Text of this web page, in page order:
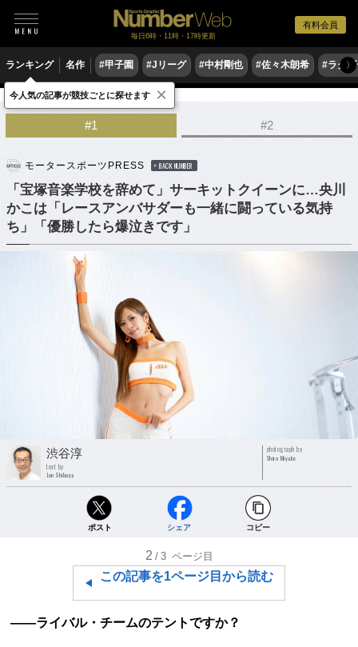
有料会員
毎日6時・11時・17時更新
ランキング 名作 #甲子園 #Jリーグ #中村剛也 #佐々木朗希 #ラグ〉
モータースポーツ その他
#1 #2
モータースポーツPRESS BACK NUMBER
「宝塚音楽学校を辞めて」サーキットクイーンに…央川
かこは「レースアンバサダーも一緒に闘っている気持
ち」「優勝したら爆泣きです」
渋谷淳
text by
Jun Shibuya
photograph by
Shiro Miyake
ポスト シェア コピー
2 /3 ページ目
この記事を1ページ目から読む
——ライバル・チームのテントですか？
今人気の記事が競技ごとに探せます ×